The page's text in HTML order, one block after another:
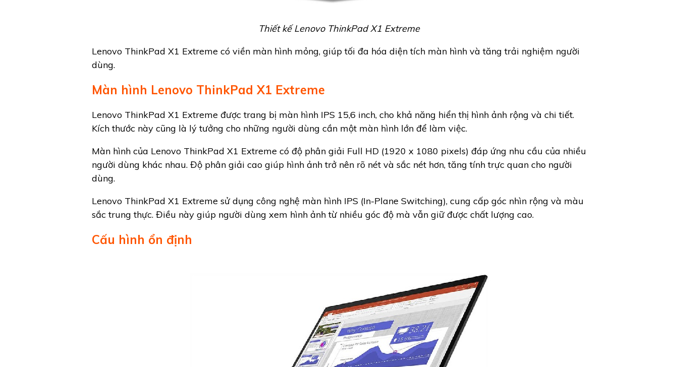
Thiết kế Lenovo ThinkPad X1 Extreme
Lenovo ThinkPad X1 Extreme có viền màn hình mỏng, giúp tối đa hóa diện tích màn hình và tăng trải nghiệm người
dùng.
Màn hình Lenovo ThinkPad X1 Extreme
Lenovo ThinkPad X1 Extreme được trang bị màn hình IPS 15,6 inch, cho khả năng hiển thị hình ảnh rộng và chi tiết.
Kích thước này cũng là lý tưởng cho những người dùng cần một màn hình lớn để làm việc.
Màn hình của Lenovo ThinkPad X1 Extreme có độ phân giải Full HD (1920 x 1080 pixels) đáp ứng nhu cầu của nhiều
người dùng khác nhau. Độ phân giải cao giúp hình ảnh trở nên rõ nét và sắc nét hơn, tăng tính trực quan cho người
dùng.
Lenovo ThinkPad X1 Extreme sử dụng công nghệ màn hình IPS (In-Plane Switching), cung cấp góc nhìn rộng và màu
sắc trung thực. Điều này giúp người dùng xem hình ảnh từ nhiều góc độ mà vẫn giữ được chất lượng cao.
Cấu hình ổn định